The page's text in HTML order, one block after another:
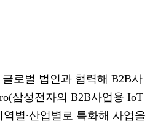
로벌 법인과 협력해 B2B사
삼성전자의 B2B사업용 IoT
별∙산업별로 특화해 사업을